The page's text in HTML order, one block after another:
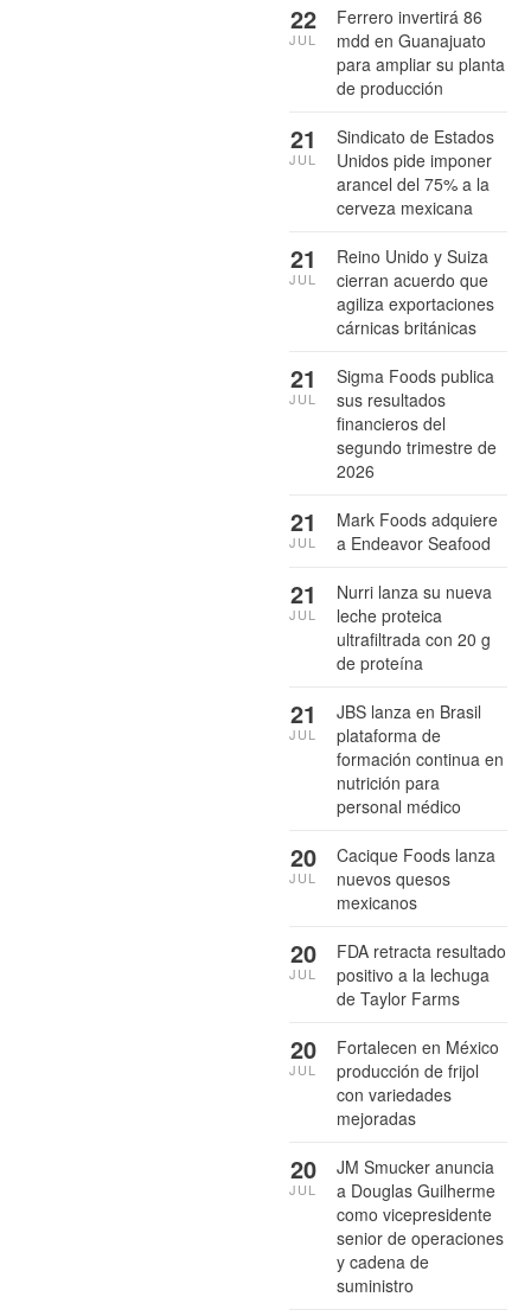
Ferrero invertirá 86
mdd en Guanajuato
para ampliar su planta
de producción
22
JUL
Sindicato de Estados
Unidos pide imponer
arancel del 75% a la
cerveza mexicana
21
JUL
Reino Unido y Suiza
cierran acuerdo que
agiliza exportaciones
cárnicas británicas
21
JUL
Sigma Foods publica
sus resultados
financieros del
segundo trimestre de
2026
21
JUL
Mark Foods adquiere
a Endeavor Seafood
21
JUL
Nurri lanza su nueva
leche proteica
ultrafiltrada con 20 g
de proteína
21
JUL
JBS lanza en Brasil
plataforma de
formación continua en
nutrición para
personal médico
21
JUL
Cacique Foods lanza
nuevos quesos
mexicanos
20
JUL
FDA retracta resultado
positivo a la lechuga
de Taylor Farms
20
JUL
Fortalecen en México
producción de frijol
con variedades
mejoradas
20
JUL
JM Smucker anuncia
a Douglas Guilherme
como vicepresidente
senior de operaciones
y cadena de
suministro
20
JUL